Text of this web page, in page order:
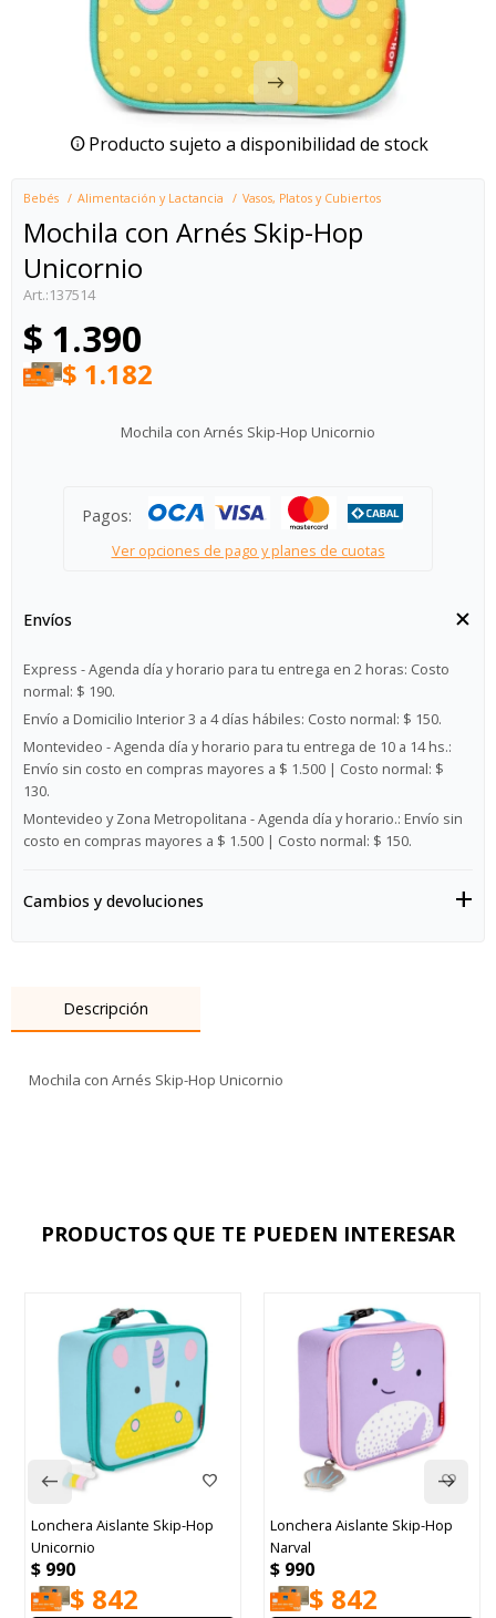
Producto sujeto a disponibilidad de stock
Bebés Alimentación y Lactancia Vasos, Platos y Cubiertos
Mochila con Arnés Skip-Hop
Unicornio
137514
$ 1.390
$ 1.182
Mochila con Arnés Skip-Hop Unicornio
Pagos:
Ver opciones de pago y planes de cuotas
Envíos
Express - Agenda día y horario para tu entrega en 2 horas: Costo
normal: $ 190.
Envío a Domicilio Interior 3 a 4 días hábiles: Costo normal: $ 150.
Montevideo - Agenda día y horario para tu entrega de 10 a 14 hs.:
Envío sin costo en compras mayores a $ 1.500 | Costo normal: $
130.
Montevideo y Zona Metropolitana - Agenda día y horario.: Envío sin
costo en compras mayores a $ 1.500 | Costo normal: $ 150.
Cambios y devoluciones
Descripción
Mochila con Arnés Skip-Hop Unicornio
PRODUCTOS QUE TE PUEDEN INTERESAR
Lonchera Aislante Skip-Hop
Unicornio
$990
$842
Lonchera Aislante Skip-Hop
Narval
$990
$842